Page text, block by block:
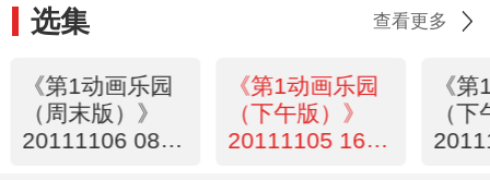
选集 查看更多
《第1动画乐园
（周末版）》
20111106 08：
《第1动画乐园
（下午版）》
20111105 16：
《
（